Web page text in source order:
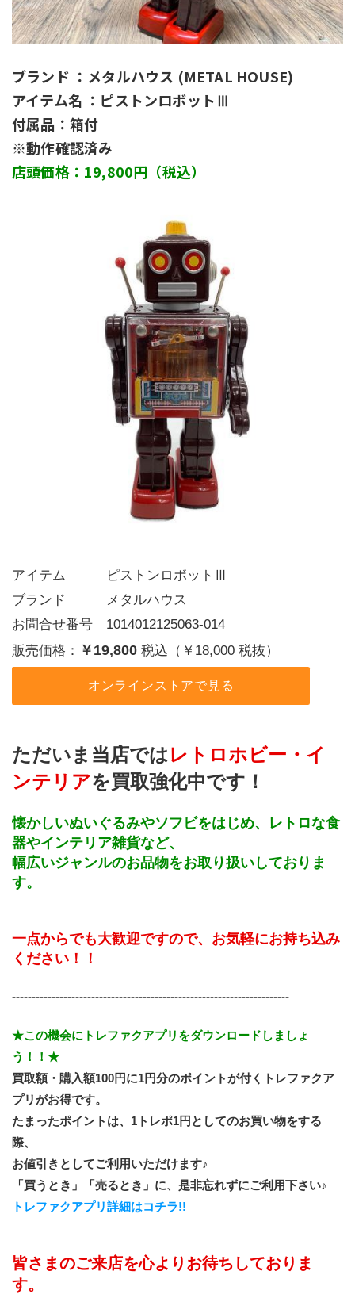
ブランド ：メタルハウス (METAL HOUSE)
アイテム名 ：ピストンロボットⅢ
付属品：箱付
※動作確認済み
店頭価格：19,800円（税込）
アイテム   ピストンロボットⅢ
ブランド   メタルハウス
お問合せ番号 1014012125063-014
販売価格： ￥19,800 税込（￥18,000 税抜）
オンラインストアで見る
ただいま当店ではレトロホビー・イ
ンテリアを買取強化中です！
懐かしいぬいぐるみやソフビをはじめ、レトロな食
器やインテリア雑貨など、
幅広いジャンルのお品物をお取り扱いしておりま
す。
一点からでも大歓迎ですので、お気軽にお持ち込み
ください！！
----------------------------------------------------------------------
★この機会にトレファクアプリをダウンロードしましょ
う！！★
買取額・購入額100円に1円分のポイントが付くトレファクア
プリがお得です。
たまったポイントは、1トレポ1円としてのお買い物をする
際、
お値引きとしてご利用いただけます♪
「買うとき」「売るとき」に、是非忘れずにご利用下さい♪
トレファクアプリ詳細はコチラ!!
皆さまのご来店を心よりお待ちしておりま
す。